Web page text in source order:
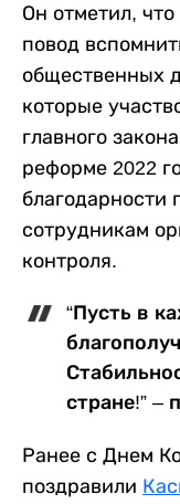
Он отметил,
повод
общественных
которые
главного
реформе 2022
благодарности
сотрудникам
контроля.
“Пусть в
стране!” –
Ранее с Днем
поздравили